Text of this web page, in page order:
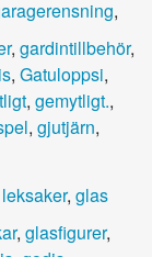
,
, gardintillbehör,
, Gatuloppsi,
, gemytligt.,
, gjutjärn,
, glas
, glasfigurer,